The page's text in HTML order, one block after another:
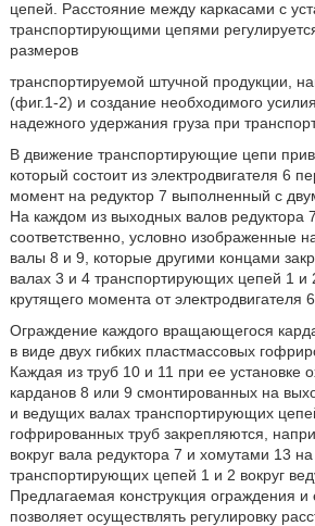
цепей. Расстояние между каркасами с
транспортирующими цепями
размеров
транспортируемой штучной продукции,
(фиг.1-2) и создание необходимого
надежного удержания груза при
В движение транспортирующие цепи
который состоит из электродвигателя 6
момент на редуктор 7 выполненный с
На каждом из выходных валов редуктора
соответственно, условно изображенные
валы 8 и 9, которые другими концами
валах 3 и 4 транспортирующих цепей 1 и
крутящего момента от электродвигателя 6.
Ограждение каждого вращающегося
в виде двух гибких пластмассовых
Каждая из труб 10 и 11 при ее установке
карданов 8 или 9 смонтированных на
и ведущих валах транспортирующих
гофрированных труб закрепляются,
вокруг вала редуктора 7 и хомутами 13 на
транспортирующих цепей 1 и 2 вокруг
Предлагаемая конструкция ограждения и
позволяет осуществлять регулировку